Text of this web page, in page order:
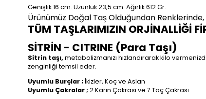
Genişlik 16 cm. Uzunluk 23,5 cm. Ağırlık 612 Gr.
Ürünümüz Doğal Taş Olduğundan Renklerinde,
TÜM TAŞLARIMIZIN ORJİNALLİĞİ
SİTRİN - CITRINE (Para Taşı)
Sitrin taşı, metabolizmanızı hızlandırarak kilo
zenginliği temsil eder.
Uyumlu Burçlar ; İkizler, Koç ve Aslan
Uyumlu Çakralar ;2.Karın Çakrası ve 7.Taç Çakrası